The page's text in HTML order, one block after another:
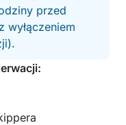
i
przed
wyłączeniem